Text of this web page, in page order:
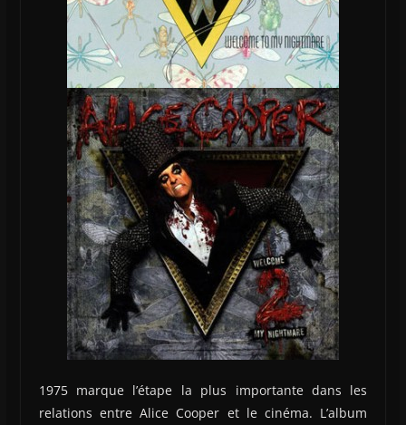
1975 marque l’étape la plus importante dans les
relations entre Alice Cooper et le cinéma. L’album